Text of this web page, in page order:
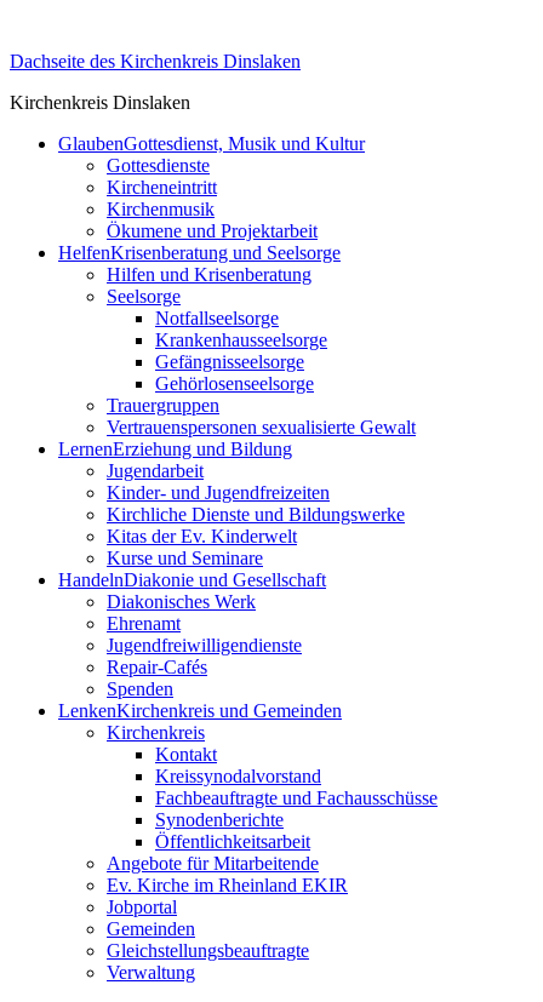
content
Dachseite des Kirchenkreis Dinslaken
Kirchenkreis Dinslaken
GlaubenGottesdienst, Musik und Kultur
Gottesdienste
Kircheneintritt
Kirchenmusik
Ökumene und Projektarbeit
HelfenKrisenberatung und Seelsorge
Hilfen und Krisenberatung
Seelsorge
Notfallseelsorge
Krankenhausseelsorge
Gefängnisseelsorge
Gehörlosenseelsorge
Trauergruppen
Vertrauenspersonen sexualisierte Gewalt
LernenErziehung und Bildung
Jugendarbeit
Kinder- und Jugendfreizeiten
Kirchliche Dienste und Bildungswerke
Kitas der Ev. Kinderwelt
Kurse und Seminare
HandelnDiakonie und Gesellschaft
Diakonisches Werk
Ehrenamt
Jugendfreiwilligendienste
Repair-Cafés
Spenden
LenkenKirchenkreis und Gemeinden
Kirchenkreis
Kontakt
Kreissynodalvorstand
Fachbeauftragte und Fachausschüsse
Synodenberichte
Öffentlichkeitsarbeit
Angebote für Mitarbeitende
Ev. Kirche im Rheinland EKIR
Jobportal
Gemeinden
Gleichstellungs­­­beauftragte
Verwaltung